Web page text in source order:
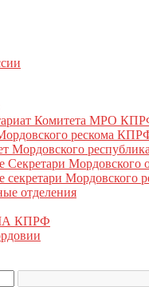
отделение КПРФ
Комитета МРО
рескома
Мордовского
Секретари
секретари Мордовского
отделения
КПРФ